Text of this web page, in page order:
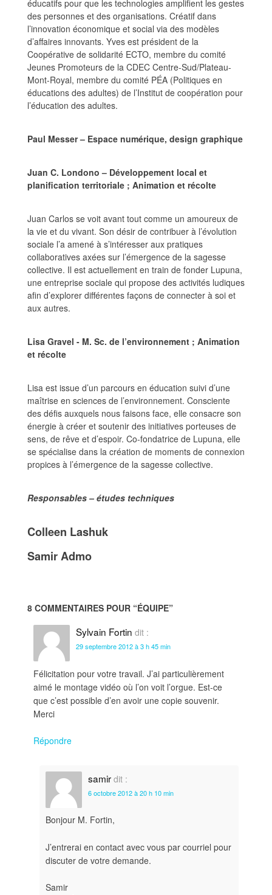
éducatifs pour que les technologies amplifient les gestes
des personnes et des organisations. Créatif dans
l’innovation économique et social via des modèles
d’affaires innovants. Yves est président de la
Coopérative de solidarité ECTO, membre du comité
Jeunes Promoteurs de la CDEC Centre-Sud/Plateau-
Mont-Royal, membre du comité PÉA (Politiques en
éducations des adultes) de l’Institut de coopération pour
l’éducation des adultes.
Paul Messer – Espace numérique, design graphique
Juan C. Londono – Développement local et
planification territoriale ; Animation et récolte
Juan Carlos se voit avant tout comme un amoureux de
la vie et du vivant. Son désir de contribuer à l’évolution
sociale l’a amené à s’intéresser aux pratiques
collaboratives axées sur l’émergence de la sagesse
collective. Il est actuellement en train de fonder Lupuna,
une entreprise sociale qui propose des activités ludiques
afin d’explorer différentes façons de connecter à soi et
aux autres.
Lisa Gravel - M. Sc. de l’environnement ; Animation
et récolte
Lisa est issue d’un parcours en éducation suivi d’une
maîtrise en sciences de l’environnement. Consciente
des défis auxquels nous faisons face, elle consacre son
énergie à créer et soutenir des initiatives porteuses de
sens, de rêve et d’espoir. Co-fondatrice de Lupuna, elle
se spécialise dans la création de moments de connexion
propices à l’émergence de la sagesse collective.
Responsables – études techniques
Colleen Lashuk
Samir Admo
8 COMMENTAIRES POUR “ÉQUIPE”
Sylvain Fortin dit :
29 septembre 2012 à 3 h 45 min
Félicitation pour votre travail. J’ai particulièrement
aimé le montage vidéo où l’on voit l’orgue. Est-ce
que c’est possible d’en avoir une copie souvenir.
Merci
Répondre
samir dit :
6 octobre 2012 à 20 h 10 min
Bonjour M. Fortin,
J’entrerai en contact avec vous par courriel pour
discuter de votre demande.
Samir